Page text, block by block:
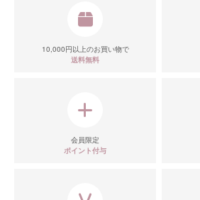
10,000円以上のお買い物で
送料無料
会員限定
ポイント付与